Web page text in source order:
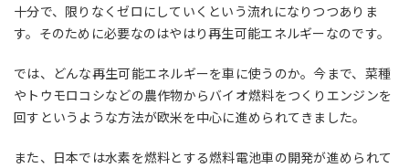
十分で、限りなくゼロにしていくという流れになりつつありま
す。そのために必要なのはやはり再生可能エネルギーなのです。
では、どんな再生可能エネルギーを車に使うのか。今まで、菜種
やトウモロコシなどの農作物からバイオ燃料をつくりエンジンを
回すというような方法が欧米を中心に進められてきました。
また、日本では水素を燃料とする燃料電池車の開発が進められて